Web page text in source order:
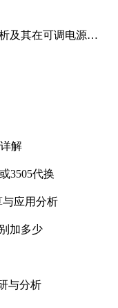
及其在可调电源设
解
3505代换
与应用分析
加多少
与分析